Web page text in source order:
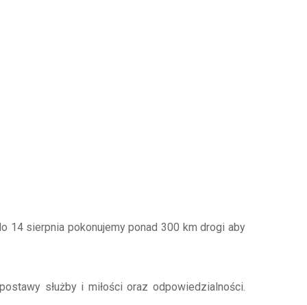
14 sierpnia pokonujemy ponad 300 km drogi aby
służby i miłości oraz odpowiedzialności.